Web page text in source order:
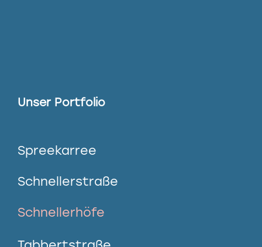
Unser Portfolio
Spreekarree
Schnellerstraße
Schnellerhöfe